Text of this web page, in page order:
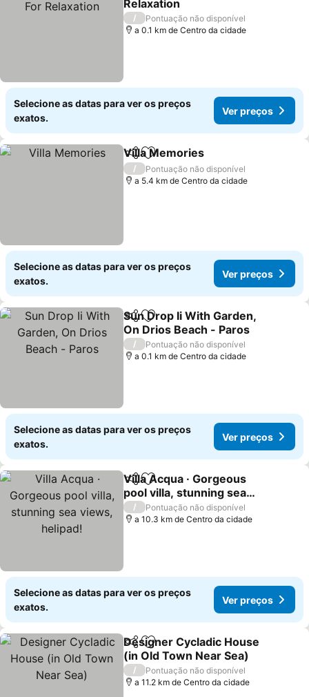
Relaxation
/
Pontuação não disponível
a 0.1 km de Centro da cidade
Selecione as datas para ver os preços
exatos.
Ver preços
PartilharAdicionar aos favoritos
Villa Memories
/
Pontuação não disponível
a 5.4 km de Centro da cidade
Selecione as datas para ver os preços
exatos.
Ver preços
PartilharAdicionar aos favoritos
Sun Drop Ii With Garden,
On Drios Beach - Paros
/
Pontuação não disponível
a 0.1 km de Centro da cidade
Selecione as datas para ver os preços
exatos.
Ver preços
PartilharAdicionar aos favoritos
Villa Acqua · Gorgeous
pool villa, stunning sea
views, helipad!
/
Pontuação não disponível
a 10.3 km de Centro da cidade
Selecione as datas para ver os preços
exatos.
Ver preços
PartilharAdicionar aos favoritos
Designer Cycladic House
(in Old Town Near Sea)
/
Pontuação não disponível
a 11.2 km de Centro da cidade